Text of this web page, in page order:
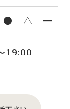
● △ ━
19:00